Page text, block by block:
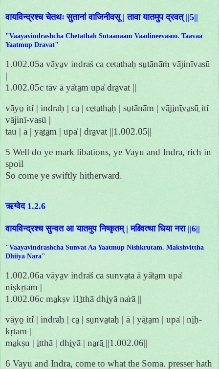
वायविन्द्रश्च चेतथः सुतानां वाजिनीवसू | तावा यातमुप द्रवत् ||5||
"Vaayavindrashcha Chetathah Sutaanaam Vaadineevasoo. Taavaa
Yaatmup Dravat"
1.002.05a vāya̱v indra̍ś ca cetathaḥ su̱tānā̍ṁ vājinīvasū
|
1.002.05c tāv ā yā̍ta̱m upa̍ dra̱vat ||
vāyo̱ iti̍ | indra̍ḥ | ca̱ | ce̱ta̱tha̱ḥ | su̱tānā̍m | vā̱ji̱nī̱va̱sū̱ iti̍
vājinī-vasū |
tau | ā | yā̱ta̱m | upa̍ | dra̱vat ||1.002.05||
5 Well do ye mark libations, ye Vayu and Indra, rich in
spoil
So come ye swiftly hitherward.
ऋग्वेद 1.2.6
वायविन्द्रश्च सुन्वत आ यातमुप निष्कृतम् | मक्ष्वित्था धिया नरा ||6||
"Vaayavindrashcha Sunvat Aa Yaatmup Nishkrutam. Makshvittha
Dhiiya Nara"
1.002.06a vāya̱v indra̍ś ca sunva̱ta ā yā̍ta̱m upa̍
niṣkṛ̱tam |
1.002.06c ma̱kṣv i1̱̍tthā dhi̱yā na̍rā ||
vāyo̱ iti̍ | indra̍ḥ | ca̱ | su̱nva̱taḥ | ā | yā̱ta̱m | upa̍ | ni̱ḥ-
kṛ̱tam |
ma̱kṣu | i̱tthā | dhi̱yā | na̱rā̱ ||1.002.06||
6 Vayu and Indra, come to what the Soma. presser hath